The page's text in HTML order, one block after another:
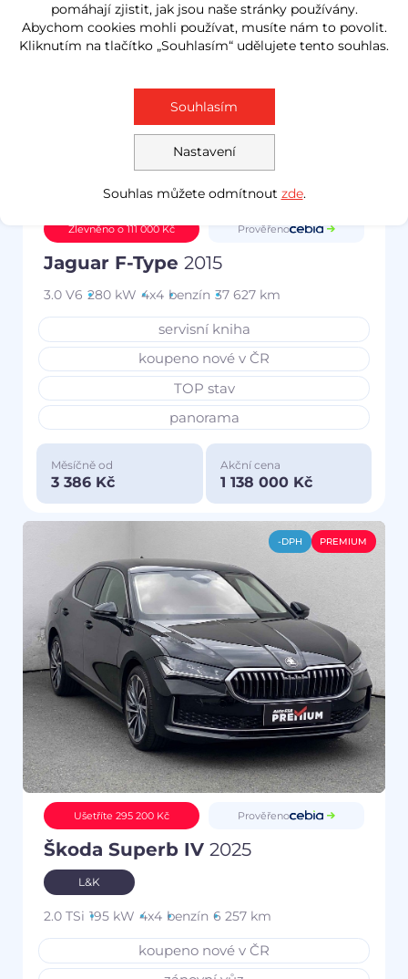
Zlevněno o 111 000 Kč Prověřeno
Jaguar F-Type 2015
3.0 V6 280 kW 4x4 benzín 37 627 km
servisní kniha
koupeno nové v ČR
TOP stav
panorama
Měsíčně od
3 386 Kč
Akční cena
1 138 000 Kč
-DPH PREMIUM
Ušetříte 295 200 Kč Prověřeno
Škoda Superb IV 2025
L&K
2.0 TSi 195 kW 4x4 benzín 6 257 km
koupeno nové v ČR
pomáhají zjistit, jak jsou naše stránky používány.
Abychom cookies mohli používat, musíte nám to povolit.
Kliknutím na tlačítko „Souhlasím“ udělujete tento souhlas.
Nastavení
Souhlasím
Souhlas můžete odmítnout zde.